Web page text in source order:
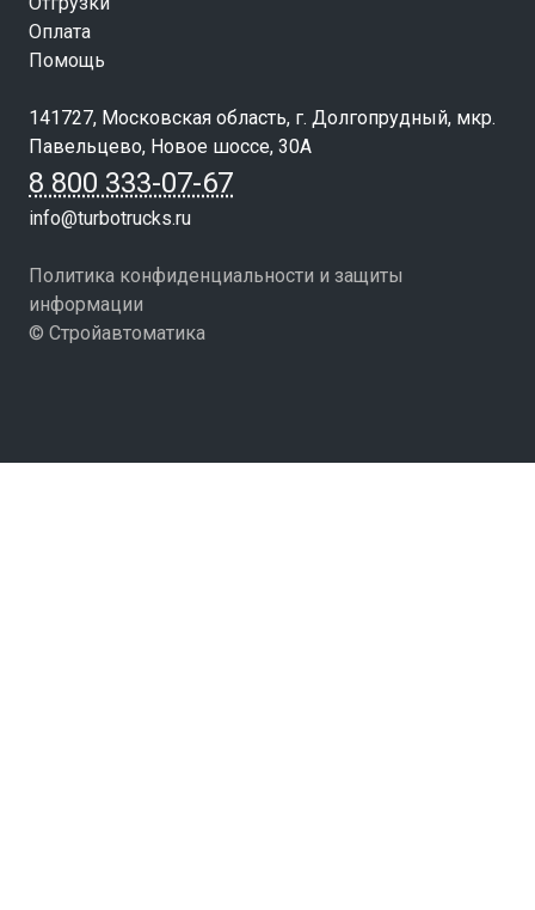
Оплата
Помощь
141727, Московская область, г. Долгопрудный, мкр.
Павельцево, Новое шоссе, 30А
8 800 333-07-67
info@turbotrucks.ru
Политика конфиденциальности и защиты
информации
© Стройавтоматика